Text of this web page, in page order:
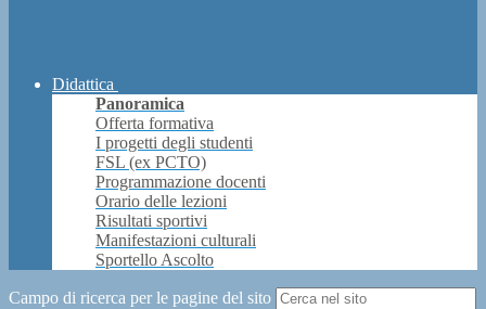
Didattica
Panoramica
Offerta formativa
I progetti degli studenti
FSL (ex PCTO)
Programmazione docenti
Orario delle lezioni
Risultati sportivi
Manifestazioni culturali
Sportello Ascolto
Campo di ricerca per le pagine del sito